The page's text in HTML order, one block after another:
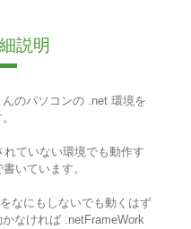
説明
のパソコンの .net 環境を
ていない環境でも動作す
いています。
なにもしないでも動くはず
なければ .netFrameWork